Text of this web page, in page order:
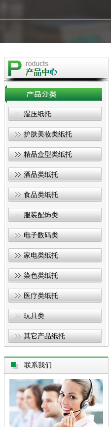
湿压纸托
护肤美妆类纸托
精品盒型类纸托
酒品类纸托
食品类纸托
服装配饰类
电子数码类
家电类纸托
染色类纸托
医疗类纸托
玩具类
其它产品纸托
联系我们